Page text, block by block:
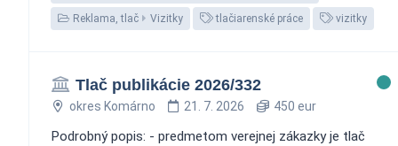
Reklama, tlač Vizitky tlačiarenské práce vizitky
Tlač publikácie 2026/332
okres Komárno 21. 7. 2026 450 eur
Podrobný popis: - predmetom verejnej zákazky je tlač